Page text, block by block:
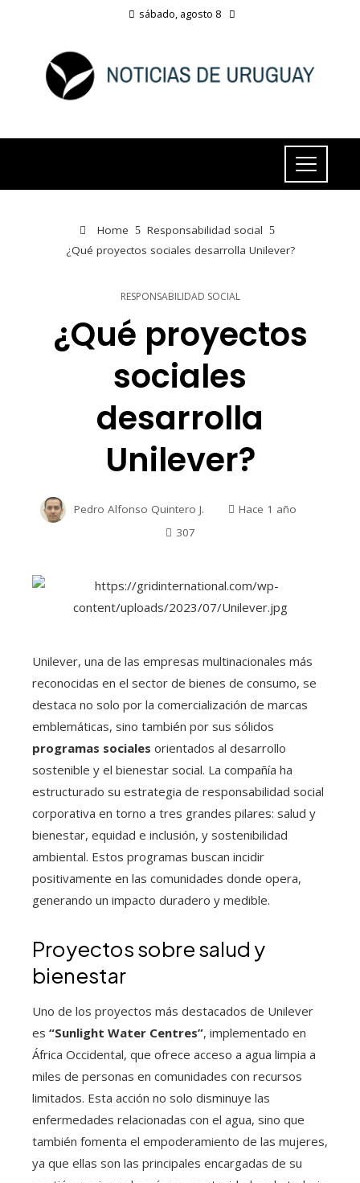
sábado, agosto 8
Home
Responsabilidad social
¿Qué proyectos sociales desarrolla Unilever?
RESPONSABILIDAD SOCIAL
¿Qué proyectos
sociales
desarrolla
Unilever?
Pedro Alfonso Quintero J.
Hace 1 año
307
Unilever, una de las empresas multinacionales más
reconocidas en el sector de bienes de consumo, se
destaca no solo por la comercialización de marcas
emblemáticas, sino también por sus sólidos
programas sociales orientados al desarrollo
sostenible y el bienestar social. La compañía ha
estructurado su estrategia de responsabilidad social
corporativa en torno a tres grandes pilares: salud y
bienestar, equidad e inclusión, y sostenibilidad
ambiental. Estos programas buscan incidir
positivamente en las comunidades donde opera,
generando un impacto duradero y medible.
Proyectos sobre salud y
bienestar
Uno de los proyectos más destacados de Unilever
es “Sunlight Water Centres”, implementado en
África Occidental, que ofrece acceso a agua limpia a
miles de personas en comunidades con recursos
limitados. Esta acción no solo disminuye las
enfermedades relacionadas con el agua, sino que
también fomenta el empoderamiento de las mujeres,
ya que ellas son las principales encargadas de su